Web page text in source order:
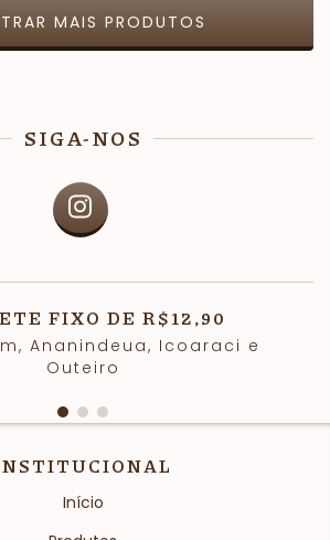
MAIS PRODUTOS
SIGA-NOS
FIXO DE R$12,90
Ananindeua, Icoaraci e
Outeiro
Início